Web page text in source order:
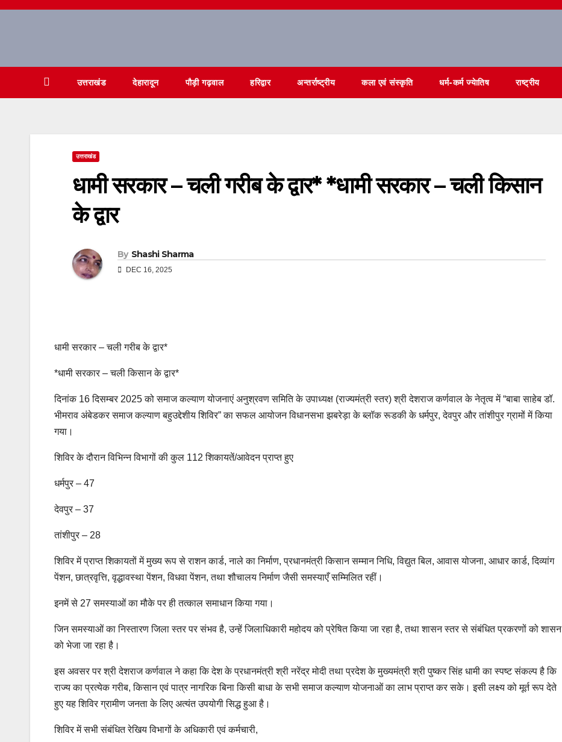
Skip
उत्तराखंड देहारादून पौड़ी गढ़वाल हरिद्वार अन्तर्राष्ट्रीय कला एवं संस्कृति धर्म-कर्म ज्येातिष राष्ट्रीय
उत्तराखंड
धामी सरकार – चली गरीब के द्वार* *धामी सरकार – चली किसान
के द्वार
By Shashi Sharma
DEC 16, 2025
धामी सरकार – चली गरीब के द्वार*
*धामी सरकार – चली किसान के द्वार*
दिनांक 16 दिसम्बर 2025 को समाज कल्याण योजनाएं अनुश्रवण समिति के उपाध्यक्ष (राज्यमंत्री स्तर) श्री देशराज कर्णवाल के नेतृत्व में “बाबा साहेब डॉ.
भीमराव अंबेडकर समाज कल्याण बहुउद्देशीय शिविर” का सफल आयोजन विधानसभा झबरेड़ा के ब्लॉक रूडकी के धर्मपुर, देवपुर और तांशीपुर ग्रामों में किया
गया।
शिविर के दौरान विभिन्न विभागों की कुल 112 शिकायतें/आवेदन प्राप्त हुए
धर्मपुर – 47
देवपुर – 37
तांशीपुर – 28
शिविर में प्राप्त शिकायतों में मुख्य रूप से राशन कार्ड, नाले का निर्माण, प्रधानमंत्री किसान सम्मान निधि, विद्युत बिल, आवास योजना, आधार कार्ड, दिव्यांग
पेंशन, छात्रवृत्ति, वृद्धावस्था पेंशन, विधवा पेंशन, तथा शौचालय निर्माण जैसी समस्याएँ सम्मिलित रहीं।
इनमें से 27 समस्याओं का मौके पर ही तत्काल समाधान किया गया।
जिन समस्याओं का निस्तारण जिला स्तर पर संभव है, उन्हें जिलाधिकारी महोदय को प्रेषित किया जा रहा है, तथा शासन स्तर से संबंधित प्रकरणों को शासन
को भेजा जा रहा है।
इस अवसर पर श्री देशराज कर्णवाल ने कहा कि देश के प्रधानमंत्री श्री नरेंद्र मोदी तथा प्रदेश के मुख्यमंत्री श्री पुष्कर सिंह धामी का स्पष्ट संकल्प है कि
राज्य का प्रत्येक गरीब, किसान एवं पात्र नागरिक बिना किसी बाधा के सभी समाज कल्याण योजनाओं का लाभ प्राप्त कर सके। इसी लक्ष्य को मूर्त रूप देते
हुए यह शिविर ग्रामीण जनता के लिए अत्यंत उपयोगी सिद्ध हुआ है।
शिविर में सभी संबंधित रेखिय विभागों के अधिकारी एवं कर्मचारी,